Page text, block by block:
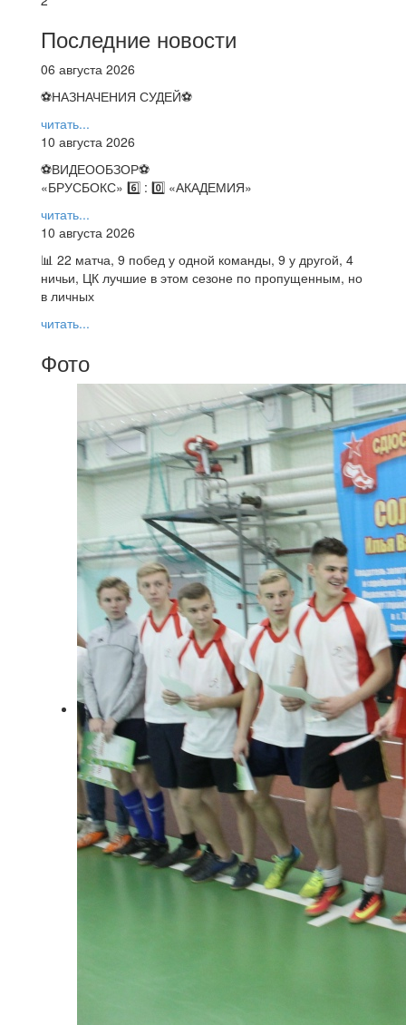
Последние новости
06 августа 2026
⚽НАЗНАЧЕНИЯ СУДЕЙ⚽
читать...
10 августа 2026
⚽️ВИДЕООБЗОР⚽️
«БРУСБОКС» 6️⃣ : 0️⃣ «АКАДЕМИЯ»
читать...
10 августа 2026
📊 22 матча, 9 побед у одной команды, 9 у другой, 4
ничьи, ЦК лучшие в этом сезоне по пропущенным, но
в личных
читать...
Фото